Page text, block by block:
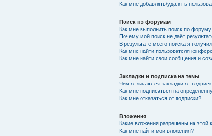
Как мне добавлять/удалять
Поиск по форумам
Как мне выполнить поиск по
Почему мой поиск не даёт
В результате моего поиска я
Как мне найти пользователя
Как мне найти свои сообщения и
Закладки и подписка на темы
Чем отличаются закладки от
Как мне подписаться на
Как мне отказаться от подписки?
Вложения
Какие вложения разрешены на этой
Как мне найти мои вложения?